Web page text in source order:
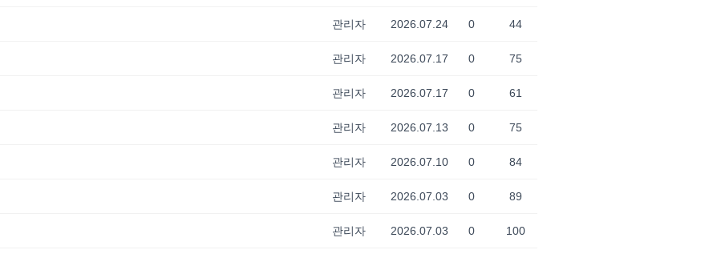
관리자 2026.07.24 0 44
관리자 2026.07.17 0 75
관리자 2026.07.17 0 61
관리자 2026.07.13 0 75
관리자 2026.07.10 0 84
관리자 2026.07.03 0 89
관리자 2026.07.03 0 100